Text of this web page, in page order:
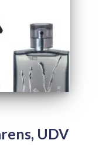
UDV